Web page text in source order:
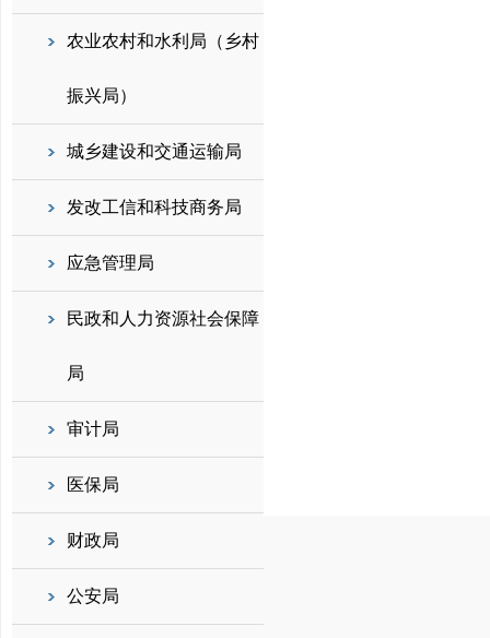
农业农村和水利局（乡村
振兴局）
城乡建设和交通运输局
发改工信和科技商务局
应急管理局
民政和人力资源社会保障
局
审计局
医保局
财政局
公安局